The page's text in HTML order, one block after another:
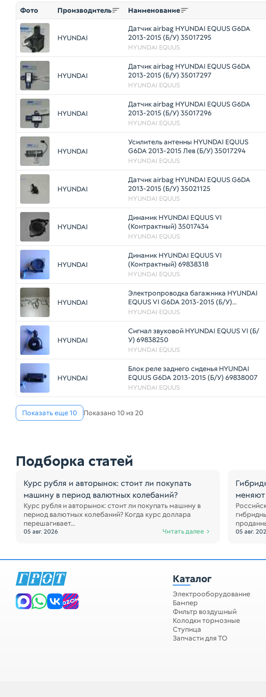
Фото Производитель Наименование
HYUNDAI
Датчик airbag HYUNDAI EQUUS G6DA
2013-2015 (Б/У) 35017295
HYUNDAI EQUUS
HYUNDAI
Датчик airbag HYUNDAI EQUUS G6DA
2013-2015 (Б/У) 35017297
HYUNDAI EQUUS
HYUNDAI
Датчик airbag HYUNDAI EQUUS G6DA
2013-2015 (Б/У) 35017296
HYUNDAI EQUUS
HYUNDAI
Усилитель антенны HYUNDAI EQUUS
G6DA 2013-2015 Лев (Б/У) 35017294
HYUNDAI EQUUS
HYUNDAI
Датчик airbag HYUNDAI EQUUS G6DA
2013-2015 (Б/У) 35021125
HYUNDAI EQUUS
HYUNDAI
Динамик HYUNDAI EQUUS VI
(Контрактный) 35017434
HYUNDAI EQUUS
HYUNDAI
Динамик HYUNDAI EQUUS VI
(Контрактный) 69838318
HYUNDAI EQUUS
HYUNDAI
Электропроводка багажника HYUNDAI
EQUUS VI G6DA 2013-2015 (Б/У)
35017154
HYUNDAI EQUUS
HYUNDAI
Сигнал звуковой HYUNDAI EQUUS VI (Б/
У) 69838250
HYUNDAI EQUUS
HYUNDAI
Блок реле заднего сиденья HYUNDAI
EQUUS G6DA 2013-2015 (Б/У) 69838007
HYUNDAI EQUUS
Показать еще 10 Показано 10 из 20
Подборка статей
Курс рубля и авторынок: стоит ли покупать
машину в период валютных колебаний?
Курс рубля и авторынок: стоит ли покупать машину в
период валютных колебаний? Когда курс доллара
перешагивает...
05 авг. 2026 Читать далее 05 авг.
Каталог
Электрооборудование
Бампер
Фильтр воздушный
Колодки тормозные
Ступица
Запчасти для ТО